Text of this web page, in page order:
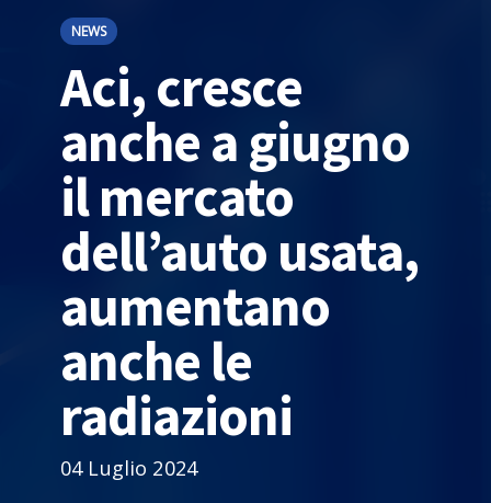
NEWS
Aci, cresce
anche a giugno
il mercato
dell’auto usata,
aumentano
anche le
radiazioni
04 Luglio 2024